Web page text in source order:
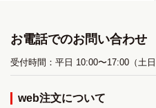
お電話でのお問い合わせ
受付時間：平日 10:00〜17:00（土日
web注文について